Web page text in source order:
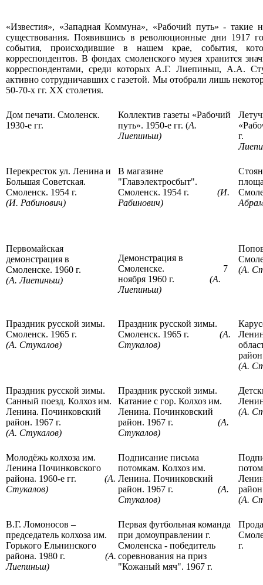
«Известия», «Западная Коммуна», «Рабочий путь» - такие
существования. Появившись в революционные дни 1917
события, происходившие в нашем крае, события,
корреспондентов. В фондах смоленского музея хранится
корреспондентами, среди которых А.Г. Лиепиньш, А.А.
активно сотрудничавших с газетой. Мы отобрали лишь
50-70-х гг. ХХ столетия.
Дом печати. Смоленск.
1930-е гг.
Коллектив газеты «Рабочий
путь». 1950-е гг. (А.
Лиепиньш)
Перекресток ул. Ленина и
Большая Советская.
Смоленск. 1954 г.
(И. Рабинович)
В магазине
"Главэлектросбыт".
Смоленск. 1954 г. (И.
Рабинович)
Первомайская
демонстрация в
Смоленске. 1960 г.
(А. Лиепиньш)
Демонстрация в
Смоленске. 7
ноября 1960 г. (А.
Лиепиньш)
(А.
Праздник русской зимы.
Смоленск. 1965 г.
(А. Стукалов)
Праздник русской зимы.
Смоленск. 1965 г. (А.
Стукалов)
(А.
Праздник русской зимы.
Санный поезд. Колхоз им.
Ленина. Починковский
район. 1967 г.
(А. Стукалов)
Праздник русской зимы.
Катание с гор. Колхоз им.
Ленина. Починковский
район. 1967 г. (А.
Стукалов)
(А.
Молодёжь колхоза им.
Ленина Починковского
района. 1960-е гг. (А.
Стукалов)
Подписание письма
потомкам. Колхоз им.
Ленина. Починковский
район. 1967 г. (А.
Стукалов)
(А.
В.Г. Ломоносов –
председатель колхоза им.
Горького Ельнинского
района. 1980 г. (А.
Лиепиньш)
Первая футбольная команда
при домоуправлении г.
Смоленска - победитель
соревнования на приз
"Кожаный мяч". 1967 г.
г.